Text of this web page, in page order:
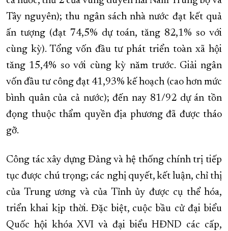
Tây nguyên); thu ngân sách nhà nước đạt kết quả
ấn tượng (đạt 74,5% dự toán, tăng 82,1% so với
cùng kỳ). Tổng vốn đầu tư phát triển toàn xã hội
tăng 15,4% so với cùng kỳ năm trước. Giải ngân
vốn đầu tư công đạt 41,93% kế hoạch (cao hơn mức
bình quân của cả nước); đến nay 81/92 dự án tồn
đọng thuộc thẩm quyền địa phương đã được tháo
gỡ.
Công tác xây dựng Đảng và hệ thống chính trị tiếp
tục được chú trọng; các nghị quyết, kết luận, chỉ thị
của Trung ương và của Tỉnh ủy được cụ thể hóa,
triển khai kịp thời. Đặc biệt, cuộc bầu cử đại biểu
Quốc hội khóa XVI và đại biểu HĐND các cấp,